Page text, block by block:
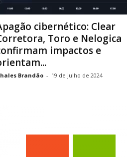
cibernético: Clear
Toro e Nelogica
impactos e
Brandão - 19 de julho de 2024